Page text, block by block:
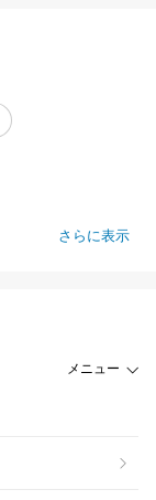
さらに表示
メニュー